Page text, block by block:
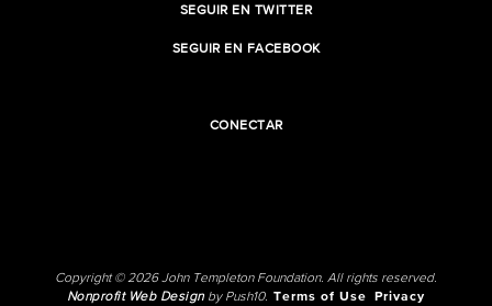
SEGUIR EN TWITTER
SEGUIR EN FACEBOOK
CONECTAR
Copyright © 2026 John Templeton Foundation. All rights reserved.
Nonprofit Web Designby Push10. Terms of Use
Privacy